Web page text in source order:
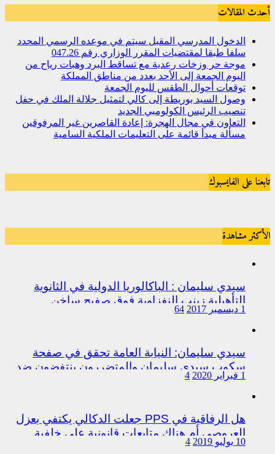
أحدث المقالات
الدخول المدرسي المقبل سیتم في موعده الرسمي المحدد
سلفا طبقا لمقتضیات المقرر الوزاري رقم 047.26
موجة حر وزخات رعدية مع تساقط البرد وهبات رياح من
اليوم الجمعة إلى الأحد بعدد من مناطق المملكة
توقعات أحوال الطقس لليوم الجمعة
وصول السيد بوريطة إلى كالي لتمثيل جلالة الملك في حفل
تنصيب الرئيس الكولومبي الجديد
التعاون في مجال الهجرة: إعادة القاصرين غير المرفوقين
مسألة مبدأ قائمة على التعليمات الملكية السامية
تابعنا على الفايسبوك
الأكثر مشاهدة
سيدي سليمان : الباكالوريا الدولية في الثانوية
التأهيلية زينب النفزاوية فوق صفيح ساخن
1 ديسمبر 2017 64
سيدي سليمان: النيابة العامة تحقق في صفحة
سكوب سيدي سليمان والمتضررون ينتفضون ضد
المتورطين من رجال الشرطة
1 فبراير 2020 4
هل الرفاقية في PPS جعلت الدكالي يكتفي بعزل
العروصي أم هناك متابعات قانونية على خلفية
اختلالات التسيير بمندوبية سيدي سليمان
10 يوليو 2019 4